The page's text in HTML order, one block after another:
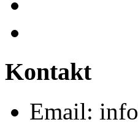
Kontakt
Email: info